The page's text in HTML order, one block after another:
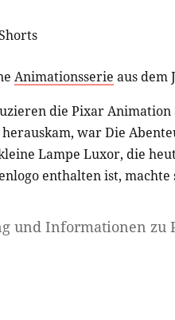
Animationsserie aus dem
die Pixar
war Die
Lampe Luxor, die
enthalten ist, machte
und Informationen zu